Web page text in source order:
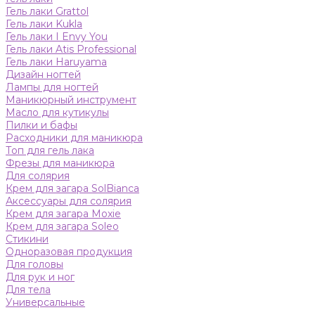
Гель лаки Grattol
Гель лаки Kukla
Гель лаки I Envy You
Гель лаки Atis Professional
Гель лаки Haruyama
Дизайн ногтей
Лампы для ногтей
Маникюрный инструмент
Масло для кутикулы
Пилки и бафы
Расходники для маникюра
Топ для гель лака
Фрезы для маникюра
Для солярия
Крем для загара SolBianca
Аксессуары для солярия
Крем для загара Moxie
Крем для загара Soleo
Стикини
Одноразовая продукция
Для головы
Для рук и ног
Для тела
Универсальные